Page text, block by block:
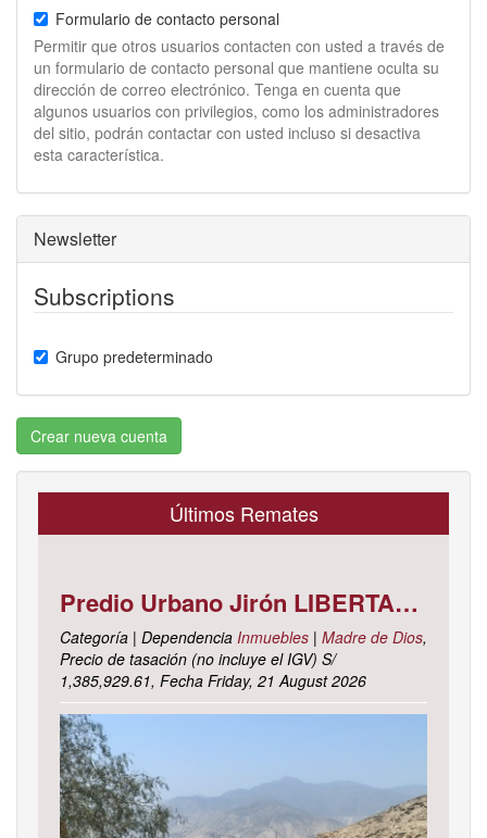
Formulario de contacto personal
Permitir que otros usuarios contacten con usted a través de
un formulario de contacto personal que mantiene oculta su
dirección de correo electrónico. Tenga en cuenta que
algunos usuarios con privilegios, como los administradores
del sitio, podrán contactar con usted incluso si desactiva
esta característica.
Newsletter
Subscriptions
Grupo predeterminado
Crear nueva cuenta
Últimos Remates
Predio Urbano Jirón LIBERTAD Mz. 5-H, Lote 23, TAMBOPATA - TAMBOPATA - MADRE DE DIOS ; cuyo dominio corre inscrito en la partida electrónica N° 07001561 del registro de propiedad inmueble de la ZONA REGISTRAL N° X, SEDE CUSCO, OFICINA REGISTRAL MADRE DE D
Categoría | Dependencia Inmuebles | Madre de Dios,
Precio de tasación (no incluye el IGV) S/
1,385,929.61, Fecha Friday, 21 August 2026